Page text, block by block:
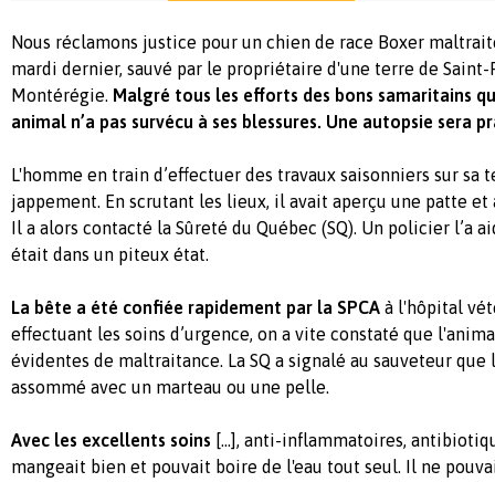
Nous réclamons justice pour un chien de race Boxer
mardi dernier, sauvé par le propriétaire d'une terre de
Montérégie. Malgré tous les efforts des bons samaritains
animal n’a pas survécu à ses blessures. Une autopsie sera
L'homme en train d’effectuer des travaux saisonniers sur sa
jappement. En scrutant les lieux, il avait aperçu une patte et
Il a alors contacté la Sûreté du Québec (SQ). Un policier l’a
était dans un piteux état.
La bête a été confiée rapidement par la SPCA à l'hôpital
effectuant les soins d’urgence, on a vite constaté que
évidentes de maltraitance. La SQ a signalé au sauveteur
assommé avec un marteau ou une pelle.
Avec les excellents soins [...], anti-inflammatoires,
mangeait bien et pouvait boire de l'eau tout seul. Il ne